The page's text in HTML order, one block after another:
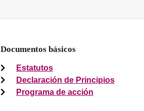
Documentos básicos
Estatutos
Declaración de Principios
Programa de acción